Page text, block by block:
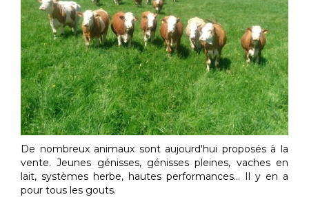
De nombreux animaux sont aujourd'hui proposés à la
vente. Jeunes génisses, génisses pleines, vaches en
lait, systèmes herbe, hautes performances... Il y en a
pour tous les gouts.